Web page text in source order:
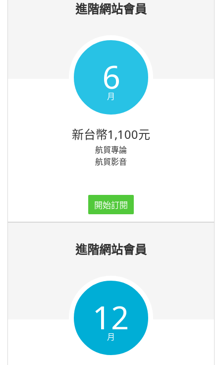
進階網站會員
6
月
新台幣1,100元
航貿專論
航貿影音
開始訂閱
進階網站會員
12
月